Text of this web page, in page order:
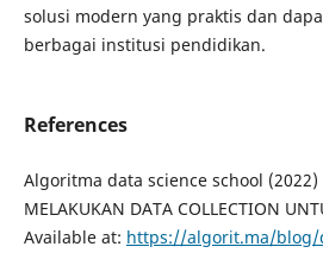
solusi modern yang praktis dan
berbagai institusi pendidikan.
References
Algoritma data science school (2022)
MELAKUKAN DATA COLLECTION
Available at: https://algorit.ma/blog/